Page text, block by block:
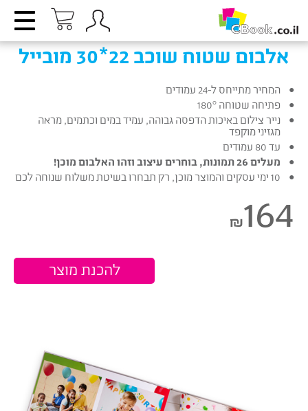
אלבום שטוח שוכב 22*30 מובייל
המחיר מתייחס ל-24 עמודים
פתיחה שטוחה 180°
נייר צילום באיכות הדפסה גבוהה, עמיד במים וכתמים, מראה
מגזיני מוקפד
עד 80 עמודים
מעלים 26 תמונות, בוחרים עיצוב וזהו האלבום מוכן!
10 ימי עסקים והמוצר מוכן, רק תבחרו בשיטת משלוח שנוחה לכם
164
₪